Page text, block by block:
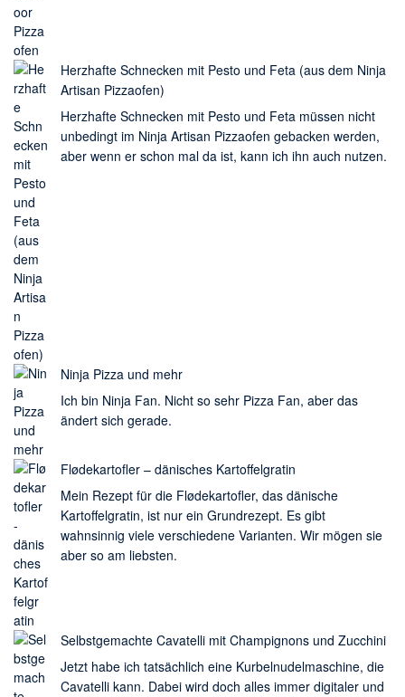
Herzhafte Schnecken mit Pesto und Feta (aus dem Ninja
Artisan Pizzaofen)
Herzhafte Schnecken mit Pesto und Feta müssen nicht
unbedingt im Ninja Artisan Pizzaofen gebacken werden,
aber wenn er schon mal da ist, kann ich ihn auch nutzen.
Ninja Pizza und mehr
Ich bin Ninja Fan. Nicht so sehr Pizza Fan, aber das
ändert sich gerade.
Flødekartofler – dänisches Kartoffelgratin
Mein Rezept für die Flødekartofler, das dänische
Kartoffelgratin, ist nur ein Grundrezept. Es gibt
wahnsinnig viele verschiedene Varianten. Wir mögen sie
aber so am liebsten.
Selbstgemachte Cavatelli mit Champignons und Zucchini
Jetzt habe ich tatsächlich eine Kurbelnudelmaschine, die
Cavatelli kann. Dabei wird doch alles immer digitaler und